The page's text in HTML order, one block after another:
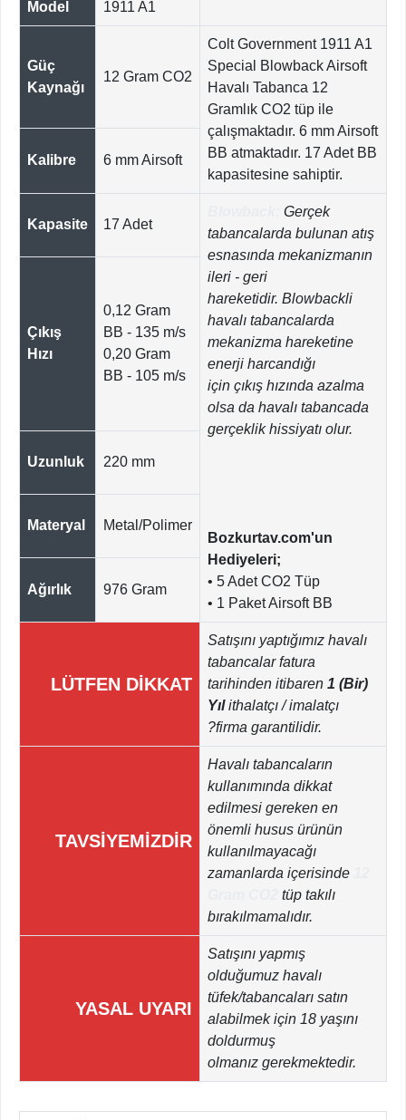
Model 1911 A1
Güç
Kaynağı
12 Gram CO2
Colt Government 1911 A1
Special Blowback Airsoft
Havalı Tabanca 12
Gramlık CO2 tüp ile
çalışmaktadır. 6 mm Airsoft
BB atmaktadır. 17 Adet BB
kapasitesine sahiptir.
Kalibre 6 mm Airsoft
Kapasite 17 Adet
Gerçek
tabancalarda bulunan atış
esnasında mekanizmanın
ileri - geri
hareketidir. Blowbackli
havalı tabancalarda
mekanizma hareketine
enerji harcandığı
için çıkış hızında azalma
olsa da havalı tabancada
gerçeklik hissiyatı olur.
Bozkurtav.com'un
Hediyeleri;
• 5 Adet CO2 Tüp
• 1 Paket Airsoft BB
Çıkış
Hızı
0,12 Gram
BB - 135 m/s
0,20 Gram
BB - 105 m/s
Uzunluk 220 mm
Materyal Metal/Polimer
Ağırlık 976 Gram
LÜTFEN DİKKAT
Satışını yaptığımız havalı
tabancalar fatura
tarihinden itibaren 1 (Bir)
Yılithalatçı / imalatçı
?firma garantilidir.
TAVSİYEMİZDİR
Havalı tabancaların
kullanımında dikkat
edilmesi gereken en
önemli husus ürünün
kullanılmayacağı
zamanlarda içerisinde
tüp takılı
bırakılmamalıdır.
YASAL UYARI
Satışını yapmış
olduğumuz havalı
tüfek/tabancaları satın
alabilmek için 18 yaşını
doldurmuş
olmanız gerekmektedir.